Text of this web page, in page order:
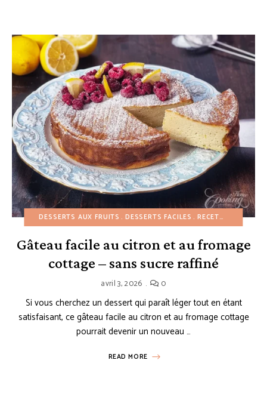
DESSERTS AUX FRUITS DESSERTS FACILES RECETTES DE CHEESECAKE
Gâteau facile au citron et au fromage
cottage – sans sucre raffiné
avril 3, 2026 0
Si vous cherchez un dessert qui paraît léger tout en étant
satisfaisant, ce gâteau facile au citron et au fromage cottage
pourrait devenir un nouveau …
READ MORE